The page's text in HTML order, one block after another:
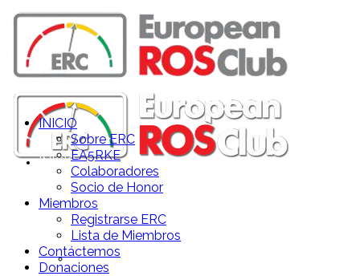
INICIO
Sobre ERC
INICIO
Sobre ERC
EA5RKE
Colaboradores
Socio de Honor
Miembros
Registrarse ERC
Lista de Miembros
Contáctemos
Donaciones